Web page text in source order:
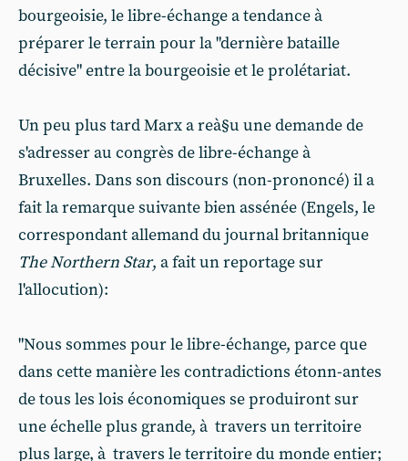
bourgeoisie, le libre-échange a tendance à
préparer le terrain pour la "dernière bataille
décisive" entre la bourgeoisie et le prolétariat.
Un peu plus tard Marx a reà§u une demande de
s'adresser au congrès de libre-échange à
Bruxelles. Dans son discours (non-prononcé) il a
fait la remarque suivante bien assénée (Engels, le
correspondant allemand du journal britannique
The Northern Star, a fait un reportage sur
l'allocution):
"Nous sommes pour le libre-échange, parce que
dans cette manière les contradictions étonn-antes
de tous les lois économiques se produiront sur
une échelle plus grande, à travers un territoire
plus large, à travers le territoire du monde entier;